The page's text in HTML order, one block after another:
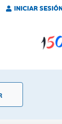
INICIAR